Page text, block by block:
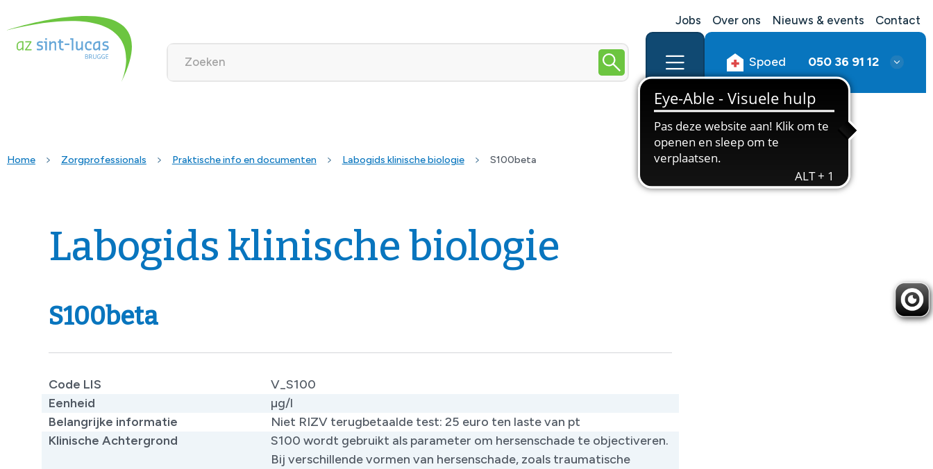
Jobs Over ons Nieuws & events Contact
Spoed 050 36 91 12
Home Zorgprofessionals Praktische info en documenten Labogids klinische biologie S100beta
Labogids klinische biologie
S100beta
Code LIS
V_S100
Eenheid
µg/l
Belangrijke informatie
​Niet RIZV terugbetaalde test: 25 euro ten laste van pt
Klinische Achtergrond
​S100 wordt gebruikt als parameter om hersenschade te objectiveren.
Bij verschillende vormen van hersenschade, zoals traumatische